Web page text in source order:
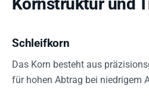
Schleifkorn
Das Korn besteht aus
für hohen Abtrag bei niedrigem